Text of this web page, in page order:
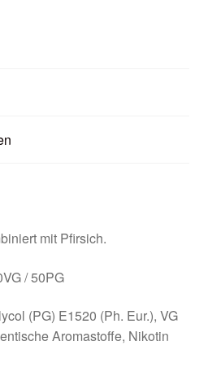
mit Pfirsich.
/ 50PG
(PG) E1520 (Ph. Eur.), VG
Aromastoffe, Nikotin